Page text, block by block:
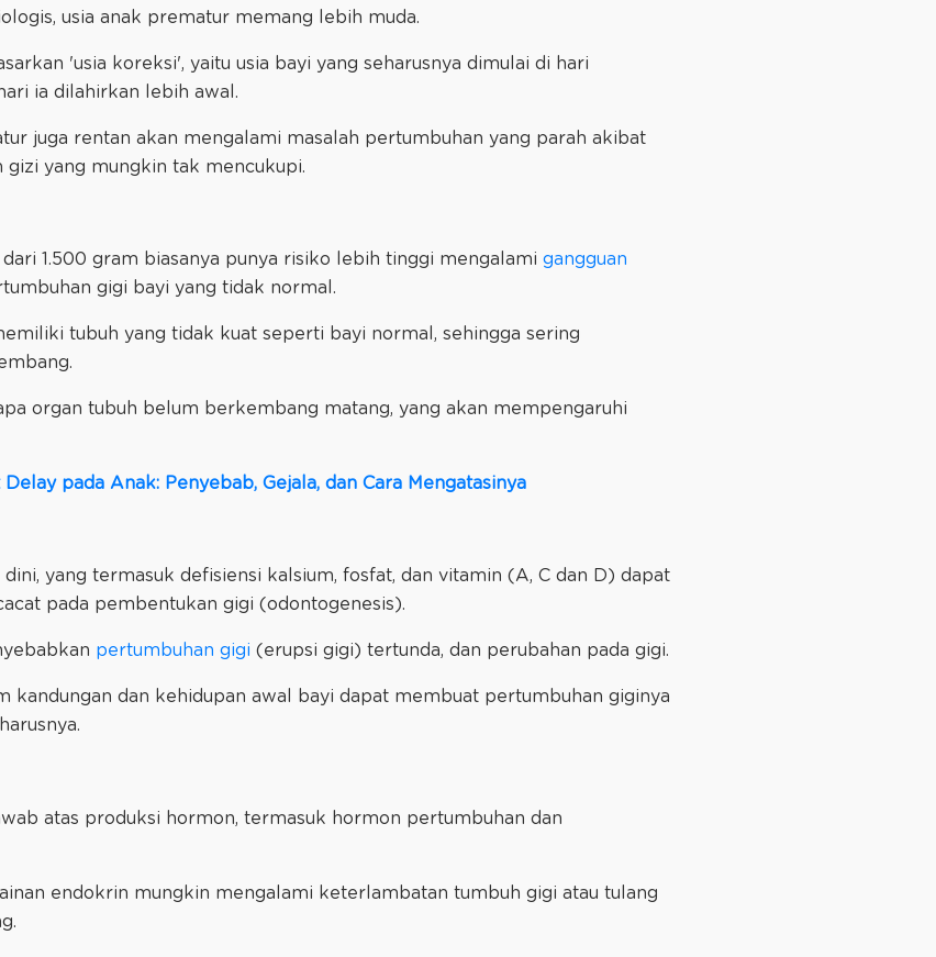
usia anak prematur memang lebih muda.
'usia koreksi', yaitu usia bayi yang seharusnya dimulai di hari
ia dilahirkan lebih awal.
juga rentan akan mengalami masalah pertumbuhan yang parah akibat
yang mungkin tak mencukupi.
1.500 gram biasanya punya risiko lebih tinggi mengalami gangguan
gigi bayi yang tidak normal.
tubuh yang tidak kuat seperti bayi normal, sehingga sering
organ tubuh belum berkembang matang, yang akan mempengaruhi
pada Anak: Penyebab, Gejala, dan Cara Mengatasinya
yang termasuk defisiensi kalsium, fosfat, dan vitamin (A, C dan D) dapat
pada pembentukan gigi (odontogenesis).
pertumbuhan gigi (erupsi gigi) tertunda, dan perubahan pada gigi.
kandungan dan kehidupan awal bayi dapat membuat pertumbuhan giginya
atas produksi hormon, termasuk hormon pertumbuhan dan
endokrin mungkin mengalami keterlambatan tumbuh gigi atau tulang